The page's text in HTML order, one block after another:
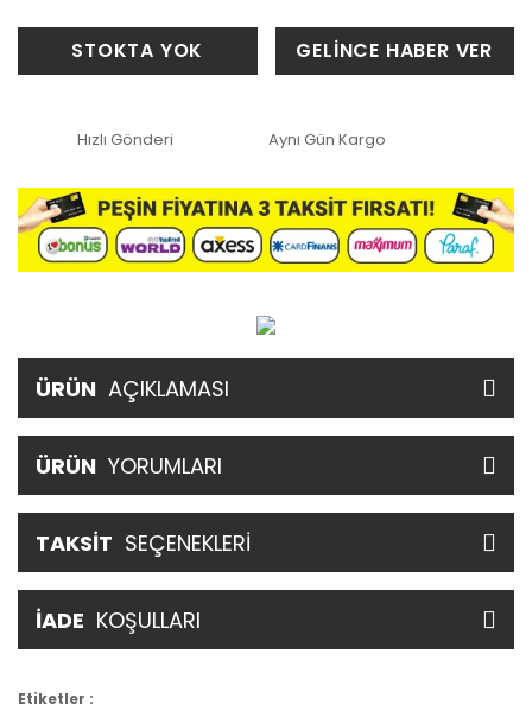
STOKTA YOK GELİNCE HABER VER
Hızlı Gönderi Aynı Gün Kargo
ÜRÜN AÇIKLAMASI
ÜRÜN YORUMLARI
TAKSİT SEÇENEKLERİ
İADE KOŞULLARI
Etiketler :